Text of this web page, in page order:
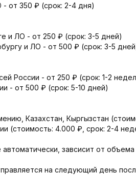
от 350 ₽ (срок: 2-4 дня)
и ЛО - от 250 ₽ (срок: 3-5 дней)
и ЛО - от 500 ₽ (срок: 3-5
России - от 250 ₽ (срок: 1-2
- от 500 ₽ (срок: 5-10 дней)
Казахстан, Кыргызстан
(стоимость: 4.000 ₽, срок: 2-4
завсисит от
на следующий день